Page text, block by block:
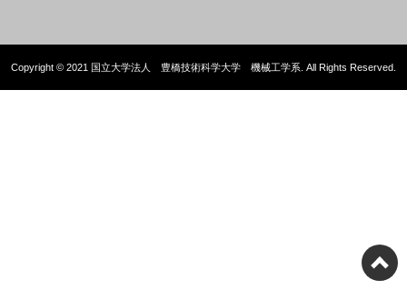
Copyright © 2021 国立大学法人 豊橋技術科学大学 機械工学系. All Rights Reserved.